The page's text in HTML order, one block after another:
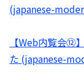
(japanese-
【Web内覧会⑫
た (japanese-